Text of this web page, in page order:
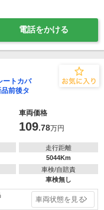
電話をかける
トカバ
前後タ
車両価格
109.78万円
走行距離
5044Km
車検/自賠責
車検無し
車両状態を見る